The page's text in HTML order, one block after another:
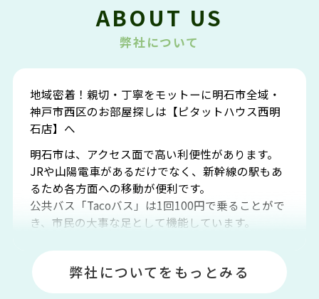
ABOUT US
弊社について
地域密着！親切・丁寧をモットーに明石市全域・
神戸市西区のお部屋探しは【ピタットハウス西明
石店】へ
明石市は、アクセス面で高い利便性があります。
JRや山陽電車があるだけでなく、新幹線の駅もあ
るため各方面への移動が便利です。
公共バス「Tacoバス」は1回100円で乗ることがで
き、市民の大事な足として機能しています。
場や釣りスポットが多くあります。JR「大久保
駅」周辺には、ビブレ・イオンをはじめとした買
い物施設も多くあり、買い物にも困りません。
弊社についてをもっとみる